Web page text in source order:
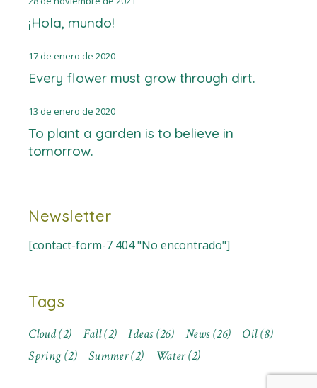
¡Hola, mundo!
Every flower must grow through dirt.
17 de enero de 2020
To plant a garden is to believe in
tomorrow.
13 de enero de 2020
Newsletter
[contact-form-7 404 "No encontrado"]
Tags
Cloud(2) Fall(2) Ideas(26) News(26) Oil(8)
Spring(2) Summer(2) Water(2)